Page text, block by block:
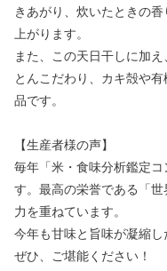
きあがり、炊いたときの
上がります。
また、この天日干しに加
とんこだわり、カキ殻や
品です。
【生産者様の声】
毎年「米・食味分析鑑定
す。最高の栄誉である「
力を重ねています。
今年も甘味と旨味が凝縮し
ぜひ、ご堪能ください！